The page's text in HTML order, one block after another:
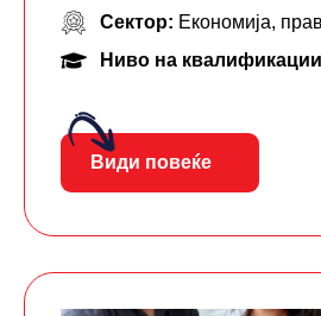
Сектор: Економија,
Ниво на
Види повеќе